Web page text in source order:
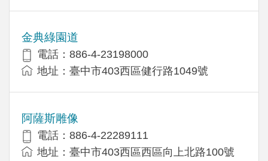
金典綠園道
電話：886-4-23198000
地址：臺中市403西區健行路1049號
阿薩斯雕像
電話：886-4-22289111
地址：臺中市403西區西區向上北路100號